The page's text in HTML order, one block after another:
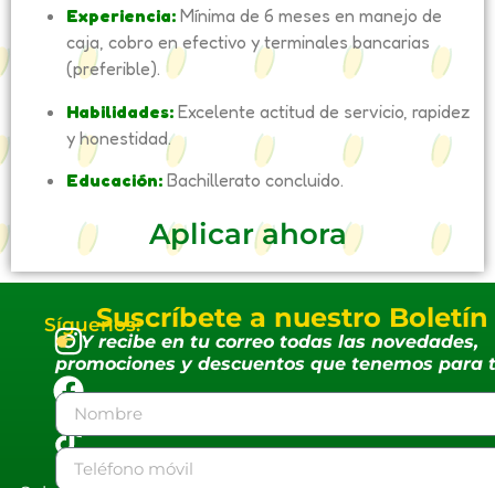
Experiencia: Mínima de 6 meses en manejo de
caja, cobro en efectivo y terminales bancarias
(preferible).
Habilidades: Excelente actitud de servicio, rapidez
y honestidad.
Educación: Bachillerato concluido.
Aplicar ahora
Síguenos:Suscríbete a nuestro Boletín
Y recibe en tu correo todas las novedades,
promociones y descuentos que tenemos para